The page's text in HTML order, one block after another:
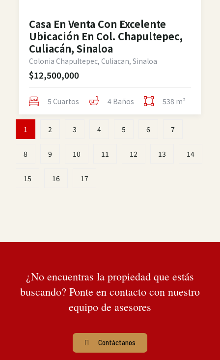
Casa En Venta Con Excelente
Ubicación En Col. Chapultepec,
Culiacán, Sinaloa
Colonia Chapultepec, Culiacan, Sinaloa
$12,500,000
5 Cuartos 4 Baños 538 m²
1 2 3 4 5 6 7
8 9 10 11 12 13 14
15 16 17
¿No encuentras la propiedad que estás
buscando? Ponte en contacto con nuestro
equipo de asesores
Contáctanos